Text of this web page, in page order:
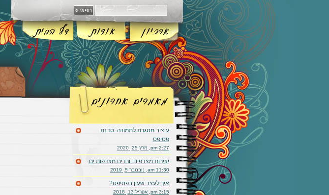
עיצוב מסגרת לתמונה. סדנת
פסיפס
2:27 pm, מרץ 25, 2020
יצירות מצדפים: ורדים מצדפות ים
11:30 am, נובמבר 5, 2019
איך לעצב שעון בפסיפס?
3:15 pm, אפריל 13, 2018